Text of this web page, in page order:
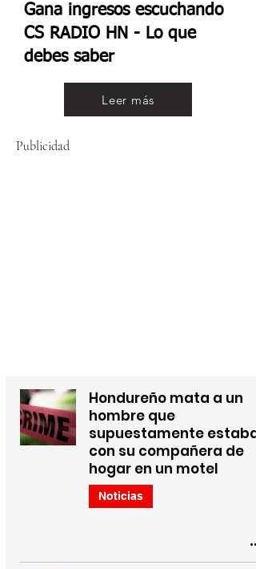
Gana ingresos escuchando
CS RADIO HN - Lo que
debes saber
Leer más
Publicidad
Hondureño mata a un
hombre que
supuestamente estaba
con su compañera de
hogar en un motel
Noticias